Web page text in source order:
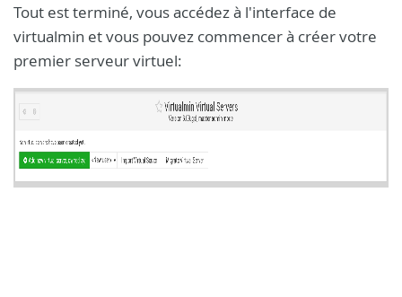
Tout est terminé, vous accédez à l'interface de
virtualmin et vous pouvez commencer à créer votre
premier serveur virtuel: